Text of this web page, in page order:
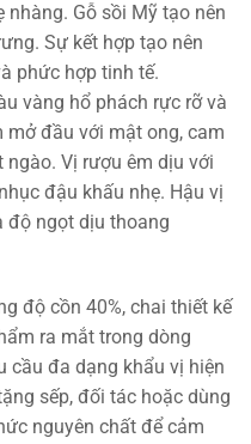
Gỗ sồi Mỹ tạo nên
Sự kết hợp tạo nên
phức hợp tinh tế.
vàng hổ phách rực rỡ và
đầu với mật ong, cam
Vị rượu êm dịu với
đậu khấu nhẹ. Hậu vị
độ ngọt dịu thoang
độ cồn 40%, chai thiết kế
ra mắt trong dòng
cầu đa dạng khẩu vị hiện
sếp, đối tác hoặc dùng
nguyên chất để cảm